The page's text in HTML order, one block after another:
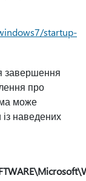
startup-
завершення
про
може
із наведених